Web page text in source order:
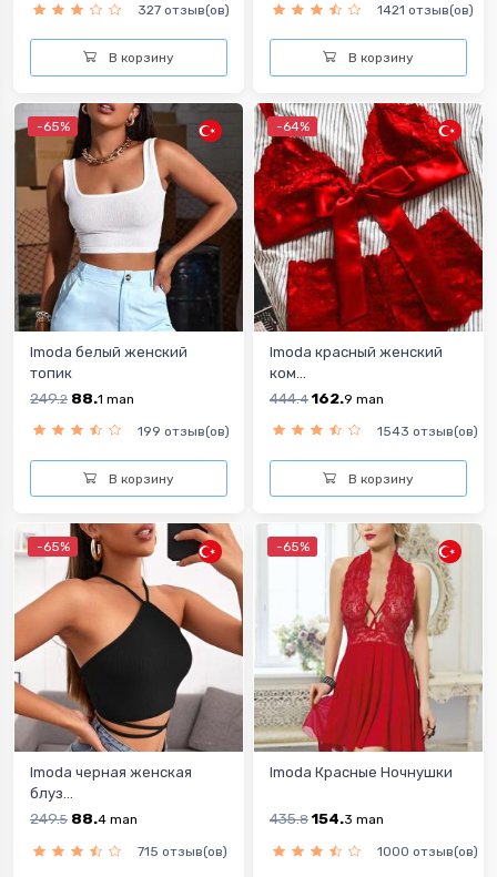
327 отзыв(ов)
В корзину
1421 отзыв(ов)
В корзину
-65%
Imoda белый женский
топик
249.2 88.1 man
199 отзыв(ов)
В корзину
-64%
Imoda красный женский
ком...
444.4 162.9 man
1543 отзыв(ов)
В корзину
-65%
Imoda черная женская
блуз...
249.5 88.4 man
715 отзыв(ов)
-65%
Imoda Красные Ночнушки
435.8 154.3 man
1000 отзыв(ов)